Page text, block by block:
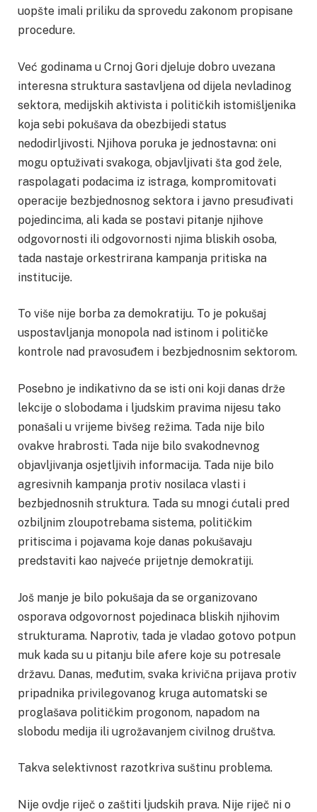
uopšte imali priliku da sprovedu zakonom propisane
procedure.
Već godinama u Crnoj Gori djeluje dobro uvezana
interesna struktura sastavljena od dijela nevladinog
sektora, medijskih aktivista i političkih istomišljenika
koja sebi pokušava da obezbijedi status
nedodirljivosti. Njihova poruka je jednostavna: oni
mogu optuživati svakoga, objavljivati šta god žele,
raspolagati podacima iz istraga, kompromitovati
operacije bezbjednosnog sektora i javno presuđivati
pojedincima, ali kada se postavi pitanje njihove
odgovornosti ili odgovornosti njima bliskih osoba,
tada nastaje orkestrirana kampanja pritiska na
institucije.
To više nije borba za demokratiju. To je pokušaj
uspostavljanja monopola nad istinom i političke
kontrole nad pravosuđem i bezbjednosnim sektorom.
Posebno je indikativno da se isti oni koji danas drže
lekcije o slobodama i ljudskim pravima nijesu tako
ponašali u vrijeme bivšeg režima. Tada nije bilo
ovakve hrabrosti. Tada nije bilo svakodnevnog
objavljivanja osjetljivih informacija. Tada nije bilo
agresivnih kampanja protiv nosilaca vlasti i
bezbjednosnih struktura. Tada su mnogi ćutali pred
ozbiljnim zloupotrebama sistema, političkim
pritiscima i pojavama koje danas pokušavaju
predstaviti kao najveće prijetnje demokratiji.
Još manje je bilo pokušaja da se organizovano
osporava odgovornost pojedinaca bliskih njihovim
strukturama. Naprotiv, tada je vladao gotovo potpun
muk kada su u pitanju bile afere koje su potresale
državu. Danas, međutim, svaka krivična prijava protiv
pripadnika privilegovanog kruga automatski se
proglašava političkim progonom, napadom na
slobodu medija ili ugrožavanjem civilnog društva.
Takva selektivnost razotkriva suštinu problema.
Nije ovdje riječ o zaštiti ljudskih prava. Nije riječ ni o